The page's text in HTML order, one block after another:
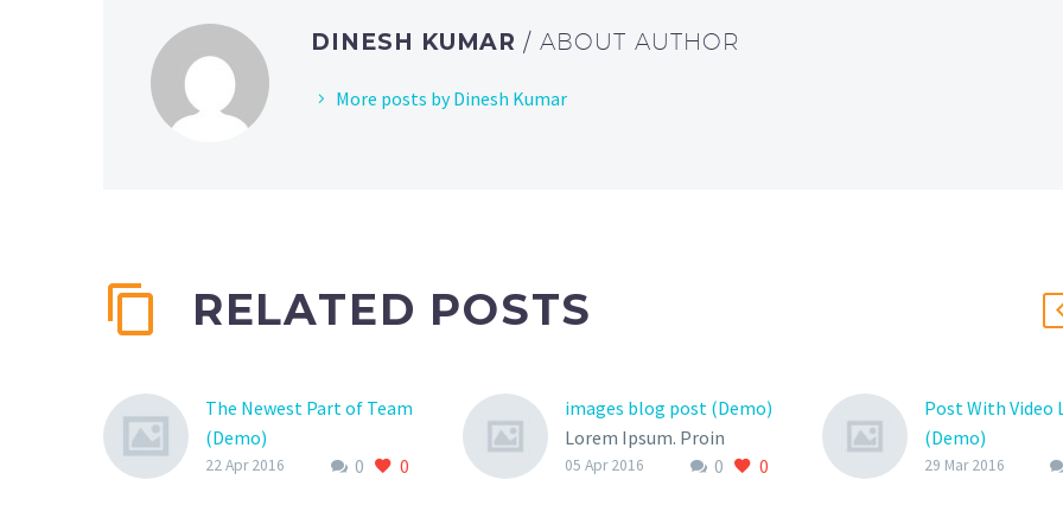
DINESH KUMAR/ ABOUT AUTHOR
More posts by Dinesh Kumar
RELATED POSTS
The Newest Part of Team
(Demo)
Lorem Ipsum. Proin
0 0
22 Apr 2016
images blog post (Demo)
Lorem Ipsum. Proin
gravida nibh vel velit
0 0
05 Apr 2016
Post With Video
(Demo)
Lorem Ipsum.
29 Mar 2016